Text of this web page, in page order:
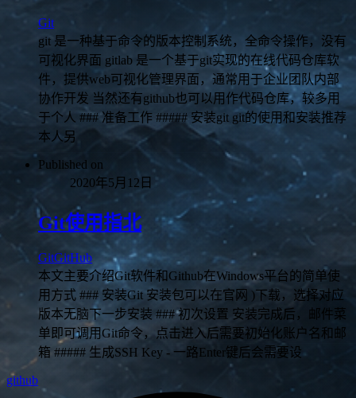
Git
git 是一种基于命令的版本控制系统，全命令操作，没有
可视化界面 gitlab 是一个基于git实现的在线代码仓库软
件，提供web可视化管理界面，通常用于企业团队内部
协作开发 当然还有github也可以用作代码仓库，较多用
于个人 ### 准备工作 ##### 安装git git的使用和安装推荐
本人另
Published on
2020年5月12日
Git使用指北
GitGitHub
本文主要介绍Git软件和Github在Windows平台的简单使
用方式 ### 安装Git 安装包可以在官网 )下载，选择对应
版本无脑下一步安装 ### 初次设置 安装完成后，邮件菜
单即可调用Git命令，点击进入后需要初始化账户名和邮
箱 ##### 生成SSH Key - 一路Enter键后会需要设
github